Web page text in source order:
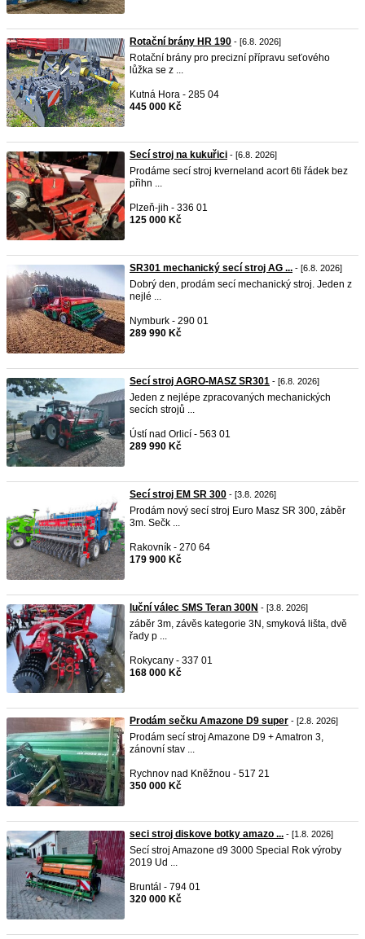
Rotační brány HR 190 - [6.8. 2026]
Rotační brány pro precizní přípravu seťového
lůžka se z ...
Kutná Hora - 285 04
445 000 Kč
Secí stroj na kukuřici - [6.8. 2026]
Prodáme secí stroj kverneland acort 6ti řádek bez
přihn ...
Plzeň-jih - 336 01
125 000 Kč
SR301 mechanický secí stroj AG ... - [6.8. 2026]
Dobrý den, prodám secí mechanický stroj. Jeden z
nejlé ...
Nymburk - 290 01
289 990 Kč
Secí stroj AGRO-MASZ SR301 - [6.8. 2026]
Jeden z nejlépe zpracovaných mechanických
secích strojů ...
Ústí nad Orlicí - 563 01
289 990 Kč
Secí stroj EM SR 300 - [3.8. 2026]
Prodám nový secí stroj Euro Masz SR 300, záběr
3m. Sečk ...
Rakovník - 270 64
179 900 Kč
luční válec SMS Teran 300N - [3.8. 2026]
záběr 3m, závěs kategorie 3N, smyková lišta, dvě
řady p ...
Rokycany - 337 01
168 000 Kč
Prodám sečku Amazone D9 super - [2.8. 2026]
Prodám secí stroj Amazone D9 + Amatron 3,
zánovní stav ...
Rychnov nad Kněžnou - 517 21
350 000 Kč
seci stroj diskove botky amazo ... - [1.8. 2026]
Secí stroj Amazone d9 3000 Special Rok výroby
2019 Ud ...
Bruntál - 794 01
320 000 Kč